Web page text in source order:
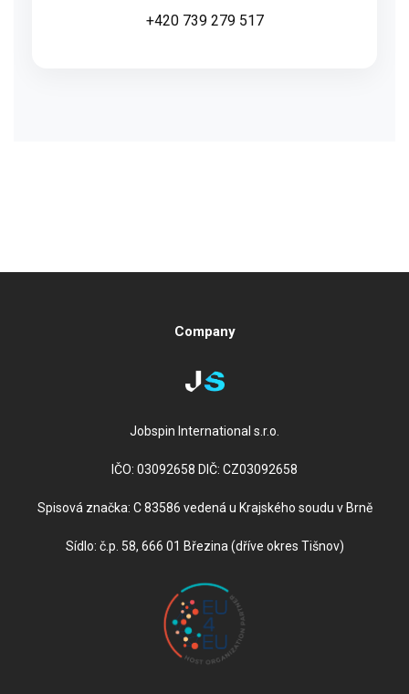
+420 739 279 517
Company
Jobspin International s.r.o.
IČO: 03092658 DIČ: CZ03092658
Spisová značka: C 83586 vedená u Krajského soudu v Brně
Sídlo: č.p. 58, 666 01 Březina (dříve okres Tišnov)